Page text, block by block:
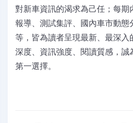
對新車資訊的渴求為己任；每期
報導、測試集評、國內車市動態
等，皆為讀者呈現最新、最深入
深度、資訊強度、閱讀質感，誠
第一選擇。